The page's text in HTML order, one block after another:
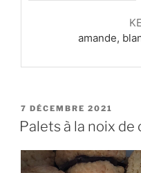
amande,
PUBLIÉ
LE
7 DÉCEMBRE 2021
Palets à la noix de